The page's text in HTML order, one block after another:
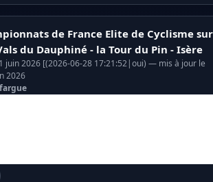
de France Elite de Cyclisme sur
du Dauphiné - la Tour du Pin - Isère
juin 2026 [(2026-06-28 17:21:52|oui) — mis à jour le
2026